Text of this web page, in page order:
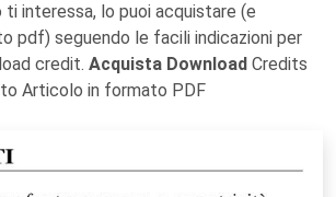
interessa, lo puoi acquistare (e
pdf) seguendo le facili indicazioni per
credit. Acquista Download Credits
Articolo in formato PDF